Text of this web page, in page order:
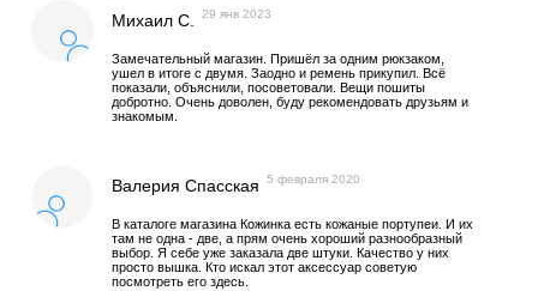
Михаил С. 29 янв 2023
Замечательный магазин. Пришёл за одним рюкзаком,
ушел в итоге с двумя. Заодно и ремень прикупил. Всё
показали, объяснили, посоветовали. Вещи пошиты
добротно. Очень доволен, буду рекомендовать друзьям и
знакомым.
Валерия Спасская 5 февраля 2020
В каталоге магазина Кожинка есть кожаные портупеи. И их
там не одна - две, а прям очень хороший разнообразный
выбор. Я себе уже заказала две штуки. Качество у них
просто вышка. Кто искал этот аксессуар советую
посмотреть его здесь.